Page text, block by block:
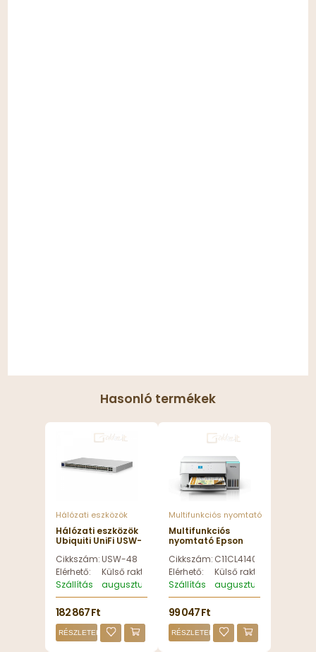
Hasonló termékek
Hálózati eszközök
Hálózati eszközök
Ubiquiti UniFi USW-
Gigabit Switch -
USW-48
Cikkszám:USW-48
Elérhető:
Külső raktáron
Szállítás
augusztus 12, szerda
182 867 Ft
RÉSZLETEK
Multifunkciós nyomtató
Multifunkciós
nyomtató Epson
Tintasugaras
Nyomtató/Másoló/Scanner
- C11CL41409
Cikkszám: C11CL41409
Elérhető:
Külső raktáron
Szállítás
augusztus 12, szerda
99 047 Ft
RÉSZLETEK